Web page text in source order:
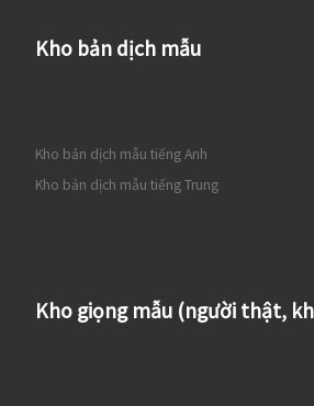
Kho bản dịch mẫu
Kho bản dịch mẫu tiếng Anh
Kho bản dịch mẫu tiếng Trung
Kho giọng mẫu (người thật,